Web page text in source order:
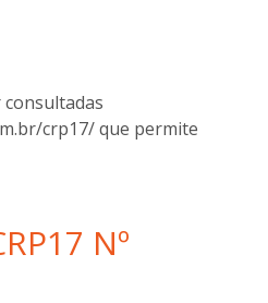
consultadas
crp17/ que permite
Nº